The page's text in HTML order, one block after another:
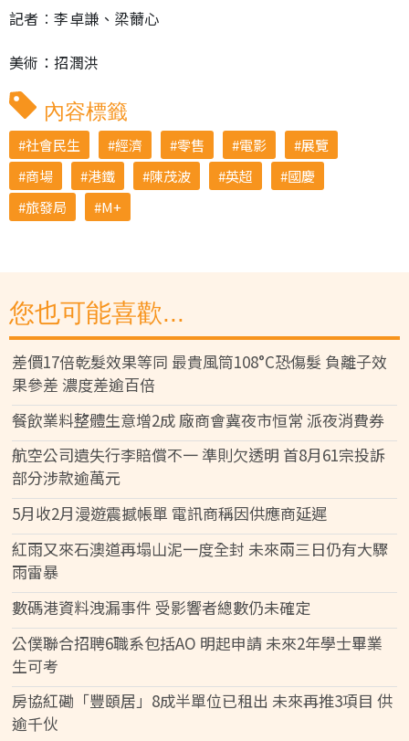
記者︰李卓謙、梁薾心
美術：招潤洪
內容標籤
社會民生 經濟 零售 電影
展覽
商場
港鐵 陳茂波 英超
國慶
旅發局
M+
您也可能喜歡...
差價17倍乾髮效果等同 最貴風筒108°C恐傷髮 負離子效
果參差 濃度差逾百倍
餐飲業料整體生意增2成 廠商會冀夜市恒常 派夜消費券
航空公司遺失行李賠償不一 準則欠透明 首8月61宗投訴
部分涉款逾萬元
5月收2月漫遊震撼帳單 電訊商稱因供應商延遲
紅雨又來石澳道再塌山泥一度全封 未來兩三日仍有大驟
雨雷暴
數碼港資料洩漏事件 受影響者總數仍未確定
公僕聯合招聘6職系包括AO 明起申請 未來2年學士畢業
生可考
房協紅磡「豐頤居」8成半單位已租出 未來再推3項目 供
逾千伙